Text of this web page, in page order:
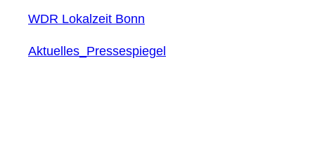
WDR Lokalzeit Bonn
Aktuelles_Pressespiegel